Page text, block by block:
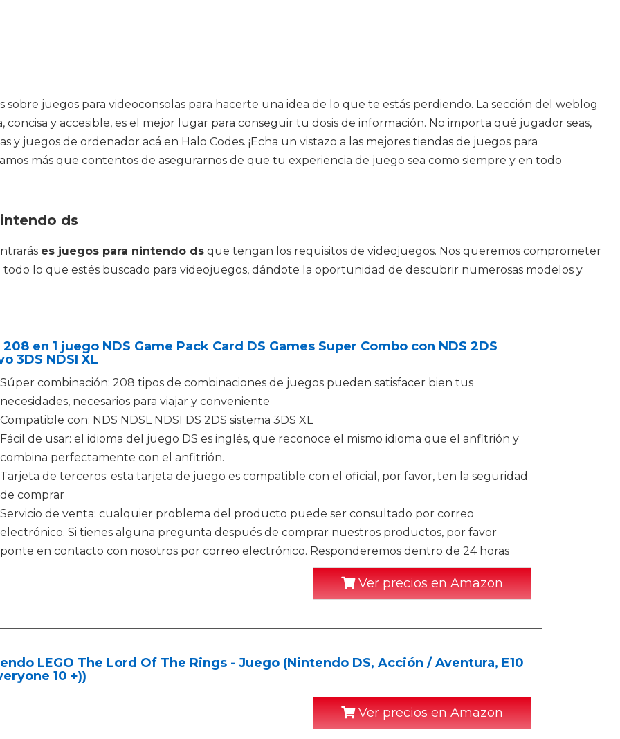
juegos para videoconsolas para hacerte una idea de lo que te estás perdiendo. La sección del weblog
y accesible, es el mejor lugar para conseguir tu dosis de información. No importa qué jugador seas,
y juegos de ordenador acá en Halo Codes. ¡Echa un vistazo a las mejores tiendas de juegos para
más que contentos de asegurarnos de que tu experiencia de juego sea como siempre y en todo
ds
es juegos para nintendo ds que tengan los requisitos de videojuegos. Nos queremos comprometer
lo que estés buscado para videojuegos, dándote la oportunidad de descubrir numerosas modelos y
208 en 1 juego NDS Game Pack Card DS Games Super Combo con NDS 2DS
3DS NDSI XL
Súper combinación: 208 tipos de combinaciones de juegos pueden satisfacer bien tus
necesidades, necesarios para viajar y conveniente
Compatible con: NDS NDSL NDSI DS 2DS sistema 3DS XL
Fácil de usar: el idioma del juego DS es inglés, que reconoce el mismo idioma que el anfitrión y
combina perfectamente con el anfitrión.
Tarjeta de terceros: esta tarjeta de juego es compatible con el oficial, por favor, ten la seguridad
de comprar
Servicio de venta: cualquier problema del producto puede ser consultado por correo
electrónico. Si tienes alguna pregunta después de comprar nuestros productos, por favor
ponte en contacto con nosotros por correo electrónico. Responderemos dentro de 24 horas
Ver precios en Amazon
LEGO The Lord Of The Rings - Juego (Nintendo DS, Acción / Aventura, E10
10 +))
Ver precios en Amazon